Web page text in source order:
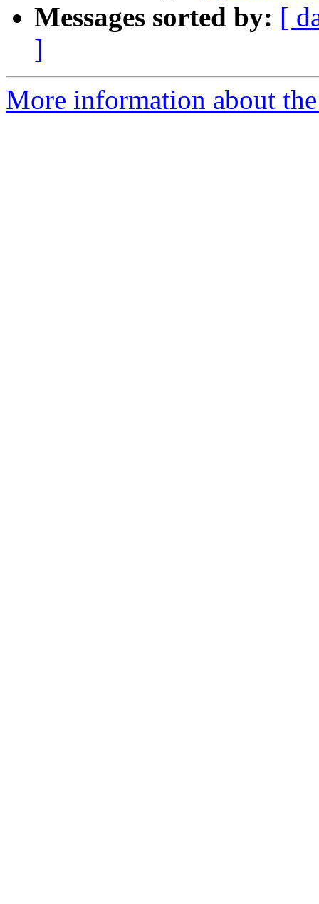
Messages sorted by: [
]
More information about